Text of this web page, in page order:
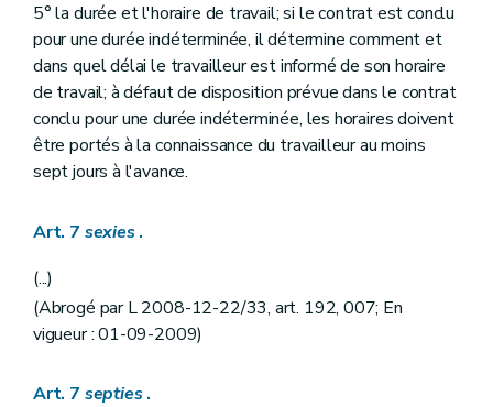
5° la durée et l'horaire de travail; si le contrat est conclu
pour une durée indéterminée, il détermine comment et
dans quel délai le travailleur est informé de son horaire
de travail; à défaut de disposition prévue dans le contrat
conclu pour une durée indéterminée, les horaires doivent
être portés à la connaissance du travailleur au moins
sept jours à l'avance.
Art. 7 sexies.
(...)
(Abrogé par L 2008-12-22/33, art. 192, 007; En
vigueur : 01-09-2009)
Art. 7 septies.